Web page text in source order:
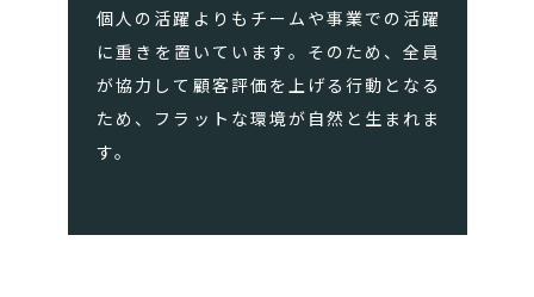
個人の活躍よりもチームや事業での活躍
に重きを置いています。そのため、全員
が協力して顧客評価を上げる行動となる
ため、フラットな環境が自然と生まれま
す。